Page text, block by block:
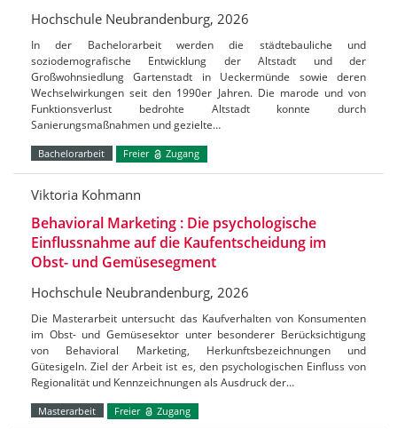
Hochschule Neubrandenburg, 2026
In der Bachelorarbeit werden die städtebauliche und
soziodemografische Entwicklung der Altstadt und der
Großwohnsiedlung Gartenstadt in Ueckermünde sowie deren
Wechselwirkungen seit den 1990er Jahren. Die marode und von
Funktionsverlust bedrohte Altstadt konnte durch
Sanierungsmaßnahmen und gezielte…
Bachelorarbeit Freier Zugang
Viktoria Kohmann
Behavioral Marketing : Die psychologische
Einflussnahme auf die Kaufentscheidung im
Obst- und Gemüsesegment
Hochschule Neubrandenburg, 2026
Die Masterarbeit untersucht das Kaufverhalten von Konsumenten
im Obst- und Gemüsesektor unter besonderer Berücksichtigung
von Behavioral Marketing, Herkunftsbezeichnungen und
Gütesigeln. Ziel der Arbeit ist es, den psychologischen Einfluss von
Regionalität und Kennzeichnungen als Ausdruck der…
Masterarbeit Freier Zugang